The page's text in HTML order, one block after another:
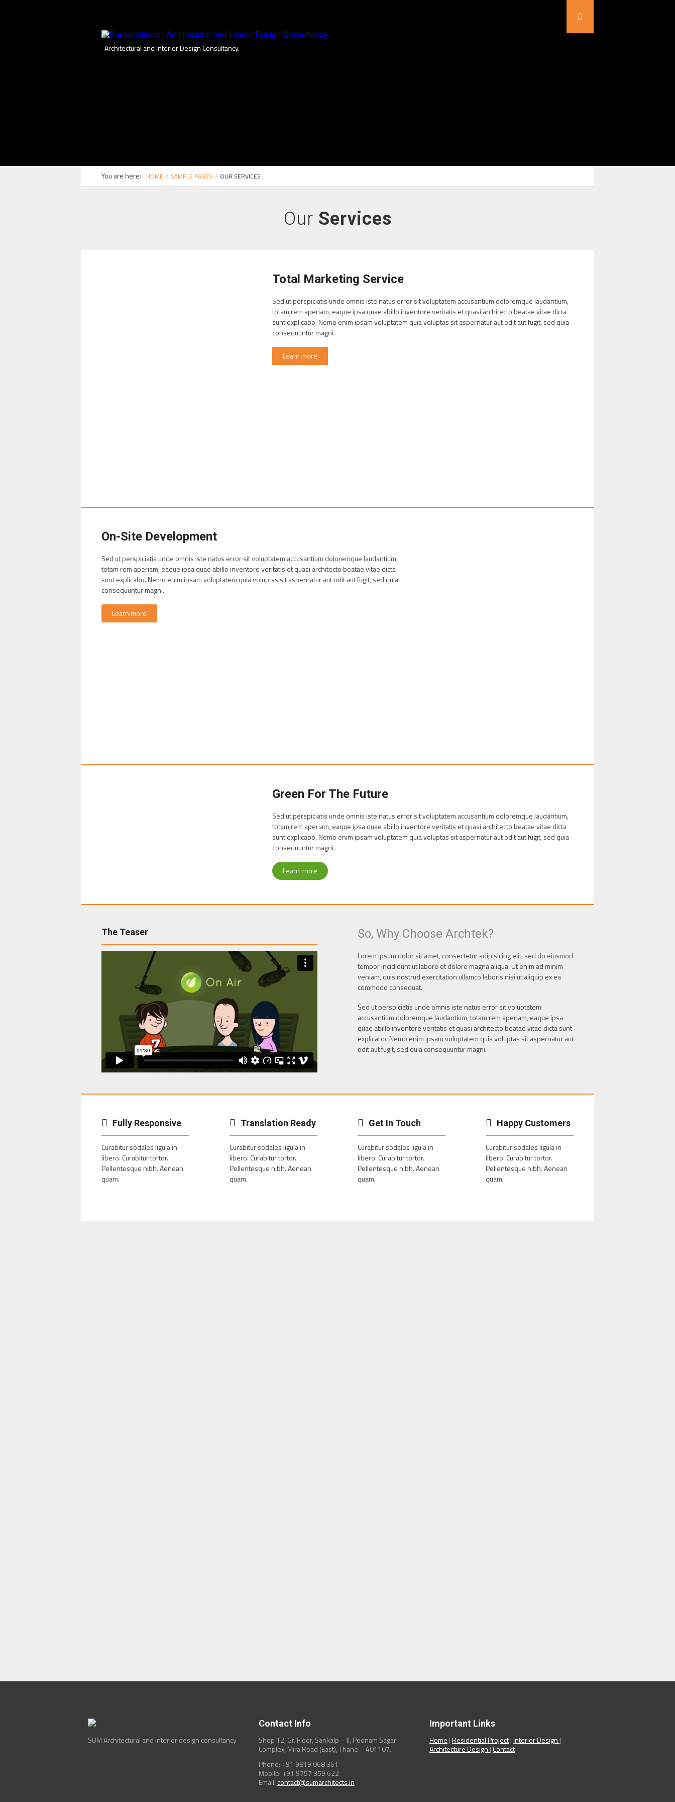
Architectural and Interior Design Consultancy.
You are here: HOME SAMPLE PAGES OUR SERVICES
Our Services
Total Marketing Service
Sed ut perspiciatis unde omnis iste natus error sit voluptatem accusantium doloremque laudantium,
totam rem aperiam, eaque ipsa quae abillo inventore veritatis et quasi architecto beatae vitae dicta
sunt explicabo. Nemo enim ipsam voluptatem quia voluptas sit aspernatur aut odit aut fugit, sed quia
consequuntur magni.
Learn more
On-Site Development
Sed ut perspiciatis unde omnis iste natus error sit voluptatem accusantium doloremque laudantium,
totam rem aperiam, eaque ipsa quae abillo inventore veritatis et quasi architecto beatae vitae dicta
sunt explicabo. Nemo enim ipsam voluptatem quia voluptas sit aspernatur aut odit aut fugit, sed quia
consequuntur magni.
Learn more
Green For The Future
Sed ut perspiciatis unde omnis iste natus error sit voluptatem accusantium doloremque laudantium,
totam rem aperiam, eaque ipsa quae abillo inventore veritatis et quasi architecto beatae vitae dicta
sunt explicabo. Nemo enim ipsam voluptatem quia voluptas sit aspernatur aut odit aut fugit, sed quia
consequuntur magni.
Learn more
The Teaser So, Why Choose Archtek?
Lorem ipsum dolor sit amet, consectetur adipisicing elit, sed do eiusmod
tempor incididunt ut labore et dolore magna aliqua. Ut enim ad minim
veniam, quis nostrud exercitation ullamco laboris nisi ut aliquip ex ea
commodo consequat.
Sed ut perspiciatis unde omnis iste natus error sit voluptatem
accusantium doloremque laudantium, totam rem aperiam, eaque ipsa
quae abillo inventore veritatis et quasi architecto beatae vitae dicta sunt
explicabo. Nemo enim ipsam voluptatem quia voluptas sit aspernatur aut
odit aut fugit, sed quia consequuntur magni.
Fully Responsive
Curabitur sodales ligula in
libero. Curabitur tortor.
Pellentesque nibh. Aenean
quam.
Translation Ready
Curabitur sodales ligula in
libero. Curabitur tortor.
Pellentesque nibh. Aenean
quam.
Get In Touch
Curabitur sodales ligula in
libero. Curabitur tortor.
Pellentesque nibh. Aenean
quam.
Happy Customers
Curabitur sodales ligula in
libero. Curabitur tortor.
Pellentesque nibh. Aenean
quam.
SUM Architectural and interior design consultancy
Contact Info
Shop 12, Gr. Floor, Sankalp – II, Poonam Sagar
Complex, Mira Road (East), Thane – 401107.
Phone: +91 9819 068 361
Mobile: +91 9757 359 622
Email: contact@sumarchitects.in
Important Links
Home |Residential Project|Interior Design |
Architecture Design | Contact